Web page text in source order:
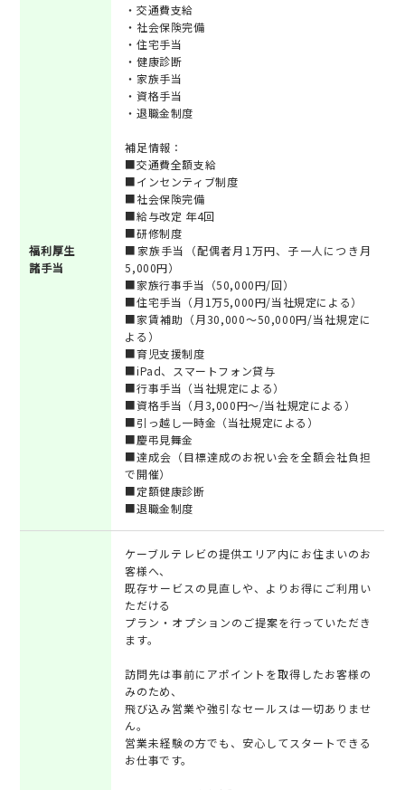
福利厚生
諸手当
・交通費支給
・社会保険完備
・住宅手当
・健康診断
・家族手当
・資格手当
・退職金制度
補足情報：
■交通費全額支給
■インセンティブ制度
■社会保険完備
■給与改定 年4回
■研修制度
■家族手当（配偶者月1万円、子一人につき月
5,000円）
■家族行事手当（50,000円/回）
■住宅手当（月1万5,000円/当社規定による）
■家賃補助（月30,000～50,000円/当社規定に
よる）
■育児支援制度
■iPad、スマートフォン貸与
■行事手当（当社規定による）
■資格手当（月3,000円～/当社規定による）
■引っ越し一時金（当社規定による）
■慶弔見舞金
■達成会（目標達成のお祝い会を全額会社負担
で開催）
■定額健康診断
■退職金制度
ケーブルテレビの提供エリア内にお住まいのお
客様へ、
既存サービスの見直しや、よりお得にご利用い
ただける
プラン・オプションのご提案を行っていただき
ます。
訪問先は事前にアポイントを取得したお客様の
みのため、
飛び込み営業や強引なセールスは一切ありませ
ん。
営業未経験の方でも、安心してスタートできる
お仕事です。